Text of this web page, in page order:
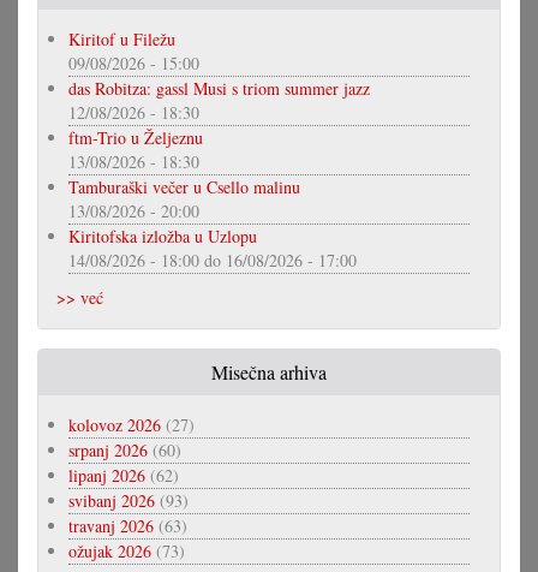
Kiritof u Filežu
09/08/2026 - 15:00
das Robitza: gassl Musi s triom summer jazz
12/08/2026 - 18:30
ftm-Trio u Željeznu
13/08/2026 - 18:30
Tamburaški večer u Csello malinu
13/08/2026 - 20:00
Kiritofska izložba u Uzlopu
14/08/2026 - 18:00 do 16/08/2026 - 17:00
>> već
Misečna arhiva
kolovoz 2026 (27)
srpanj 2026 (60)
lipanj 2026 (62)
svibanj 2026 (93)
travanj 2026 (63)
ožujak 2026 (73)